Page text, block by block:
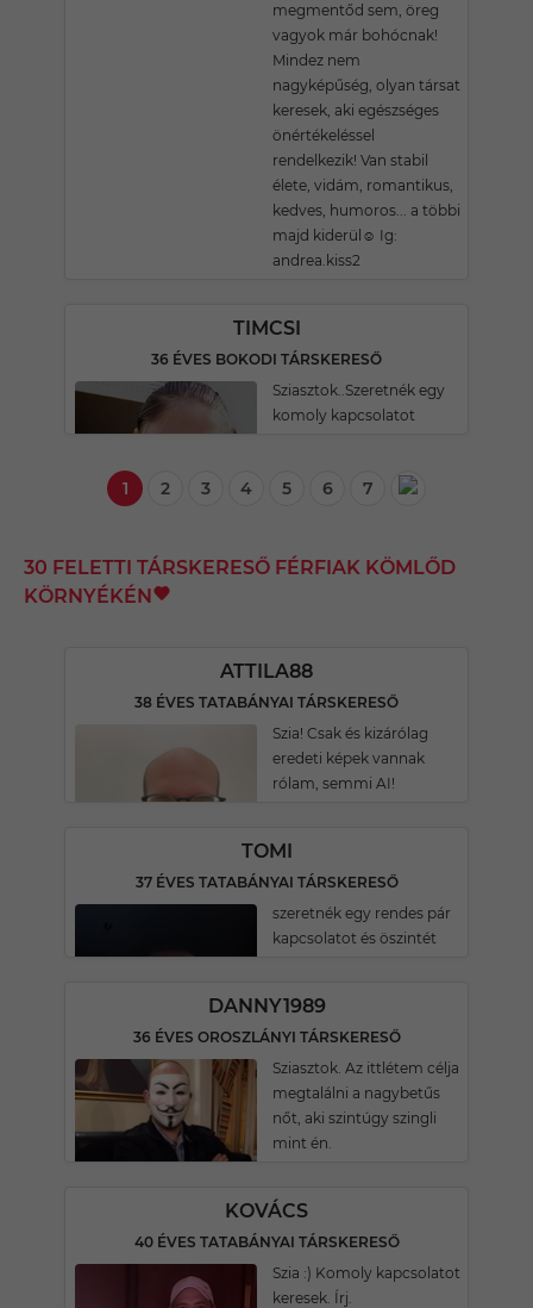
megmentőd sem, öreg
vagyok már bohócnak!
Mindez nem
nagyképűség, olyan társat
keresek, aki egészséges
önértékeléssel
rendelkezik! Van stabil
élete, vidám, romantikus,
kedves, humoros... a többi
majd kiderül☺️ Ig:
andrea.kiss2
TIMCSI
36 ÉVES BOKODI TÁRSKERESŐ
Sziasztok..Szeretnék egy
komoly kapcsolatot
1 2 3 4 5 6 7
30 FELETTI TÁRSKERESŐ FÉRFIAK KÖMLŐD
KÖRNYÉKÉN
ATTILA88
38 ÉVES TATABÁNYAI TÁRSKERESŐ
Szia! Csak és kizárólag
eredeti képek vannak
rólam, semmi AI!
TOMI
37 ÉVES TATABÁNYAI TÁRSKERESŐ
szeretnék egy rendes pár
kapcsolatot és öszintét
DANNY1989
36 ÉVES OROSZLÁNYI TÁRSKERESŐ
Sziasztok. Az ittlétem célja
megtalálni a nagybetűs
nőt, aki szintúgy szingli
mint én.
KOVÁCS
40 ÉVES TATABÁNYAI TÁRSKERESŐ
Szia :) Komoly kapcsolatot
keresek. Írj.